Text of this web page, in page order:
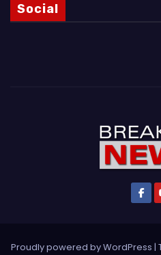
Social
Proudly powered by WordPress |